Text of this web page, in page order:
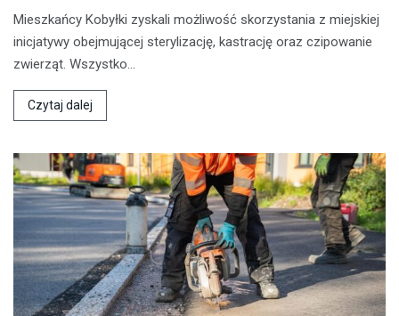
Mieszkańcy Kobyłki zyskali możliwość skorzystania z miejskiej
inicjatywy obejmującej sterylizację, kastrację oraz czipowanie
zwierząt. Wszystko…
Czytaj dalej